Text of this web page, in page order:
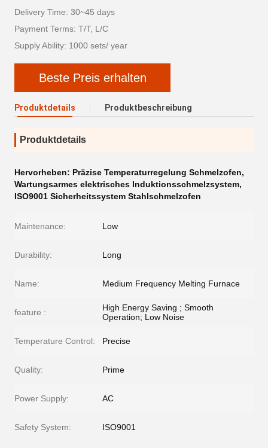
Delivery Time: 30~45 days
Payment Terms: T/T, L/C
Supply Ability: 1000 sets/ year
Beste Preis erhalten
Produktdetails Produktbeschreibung
Produktdetails
Hervorheben: Präzise Temperaturregelung Schmelzofen,
Wartungsarmes elektrisches Induktionsschmelzsystem,
ISO9001 Sicherheitssystem Stahlschmelzofen
Maintenance: Low
Durability: Long
Name: Medium Frequency Melting Furnace
feature :
High Energy Saving ; Smooth
Operation; Low Noise
Temperature Control: Precise
Quality: Prime
Power Supply: AC
Safety System: ISO9001